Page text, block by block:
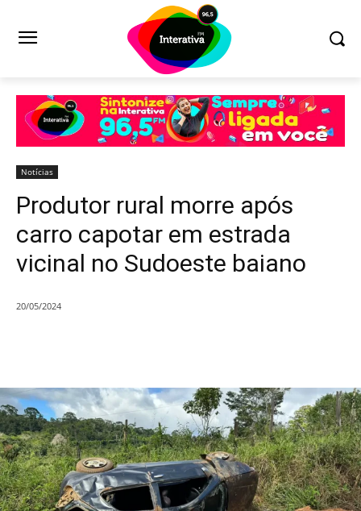
Notícias
Produtor rural morre após
carro capotar em estrada
vicinal no Sudoeste baiano
20/05/2024